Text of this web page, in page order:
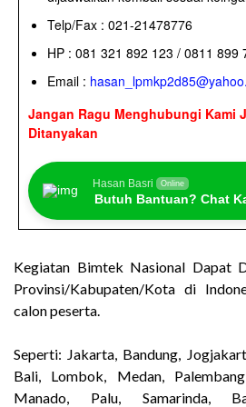
Telp/Fax : 021-21478776
HP : 081 321 892 123 / 0811 899
Email :
Jangan Ragu Menghubungi Kami
Ditanyakan
Hasan Basri Online
Butuh Bantuan? Chat
Kegiatan Bimtek Nasional Dapat
Provinsi/Kabupaten/Kota di
calon peserta.
Seperti: Jakarta, Bandung,
Bali, Lombok, Medan,
Manado, Palu, Samarinda,